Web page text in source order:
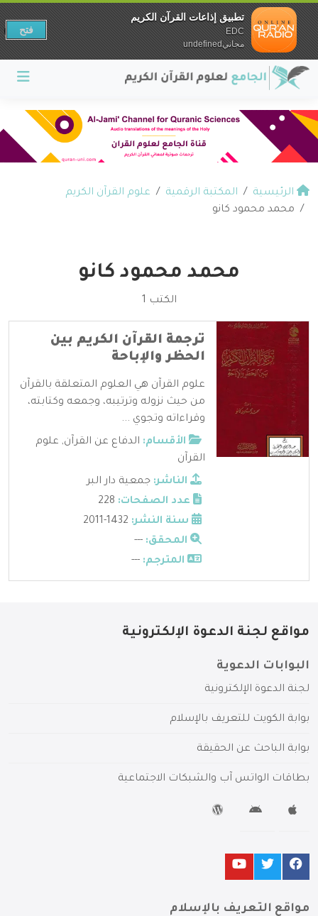
الرئيسية المكتبة الرقمية
علوم القرآن الكريم
محمد محمود كانو
محمد محمود كانو
الكتب 1
ترجمة القرآن الكريم بين
الحظر والإباحة
علوم القرآن هي العلوم المتعلقة بالقرآن
من حيث نزوله وترتيبه، وجمعه وكتابته،
وقراءاته وتجوي ...
الأقسام: الدفاع عن القرآن, علوم
القرآن
الناشر: جمعية دار البر
عدد الصفحات:
سنة النشر:
المحقق: ---
المترجم: ---
مواقع لجنة الدعوة الإلكترونية
البوابات الدعوية
لجنة الدعوة الإلكترونية
بوابة الكويت للتعريف بالإسلام
بوابة الباحث عن الحقيقة
بطاقات الواتس آب والشبكات الاجتماعية
مواقع التعريف بالإسلام
تطبيق إذاعات القرآن الكريم
EDC
مجانيundefined
فتح